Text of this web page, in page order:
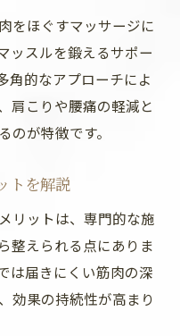
わせた施術を提案
直す秘訣
の基本アプローチ
効果的な組み合わ
すめのエステ施術
セリング活用ポイン
サロンの選び方
ケアの方法
をほぐすマッサージに
ッスルを鍛えるサポー
角的なアプローチによ
肩こりや腰痛の軽減と
のが特徴です。
トを解説
リットは、専門的な施
整えられる点にありま
は届きにくい筋肉の深
効果の持続性が高まり